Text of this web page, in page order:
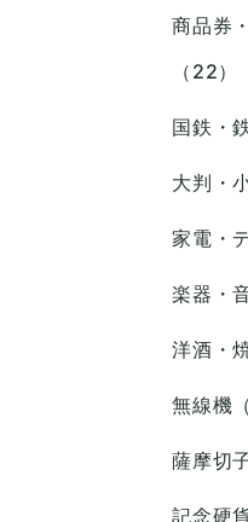
商品券
（22）
国鉄・
大判・
家電・
楽器・
洋酒・
無線機
薩摩切
記念硬